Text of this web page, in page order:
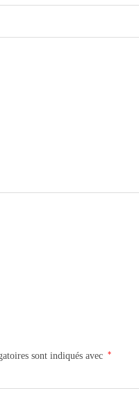
sont indiqués avec *